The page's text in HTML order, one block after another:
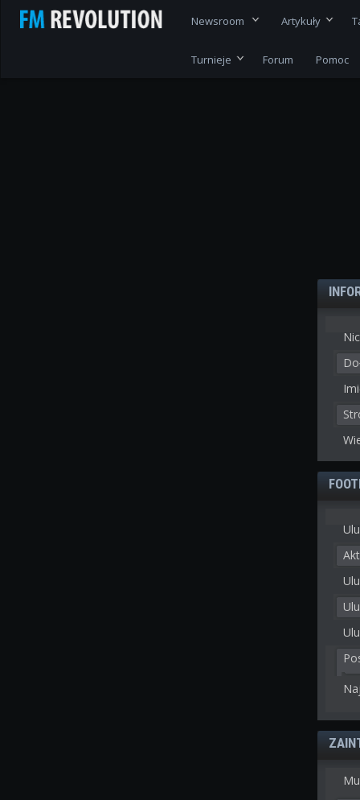
Newsroom Artykuły
Turnieje Forum Pomoc